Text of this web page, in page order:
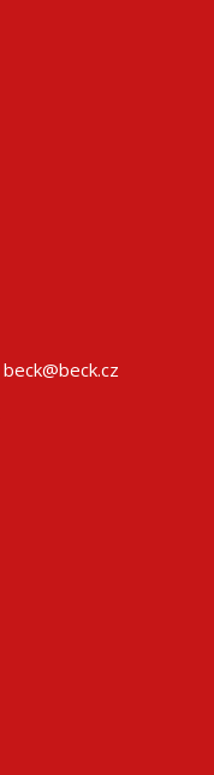
beck@beck.cz